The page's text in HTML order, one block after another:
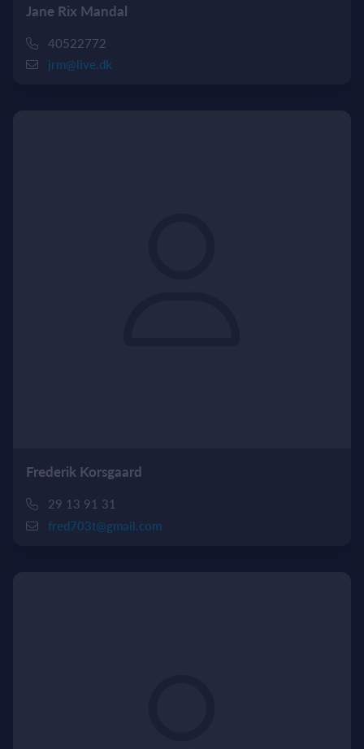
Jane Rix Mandal
40522772
jrm@live.dk
Frederik Korsgaard
29 13 91 31
fred703t@gmail.com